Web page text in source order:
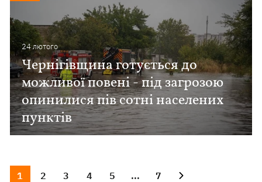
24 лютого
Чернігівщина готується до
можливої повені - під загрозою
опинилися пів сотні населених
пунктів
1 2 3 4 5 ... 7